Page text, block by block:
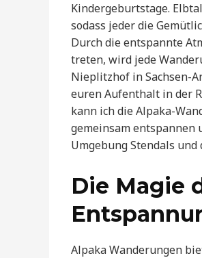
Kindergeburtstage.
sodass jeder die
Durch die entspannte
treten, wird jede
Nieplitzhof in Sachsen-
euren Aufenthalt in der
kann ich die Alpaka-
gemeinsam entspannen
Umgebung Stendals
Die Magie
Alpaka Wanderungen